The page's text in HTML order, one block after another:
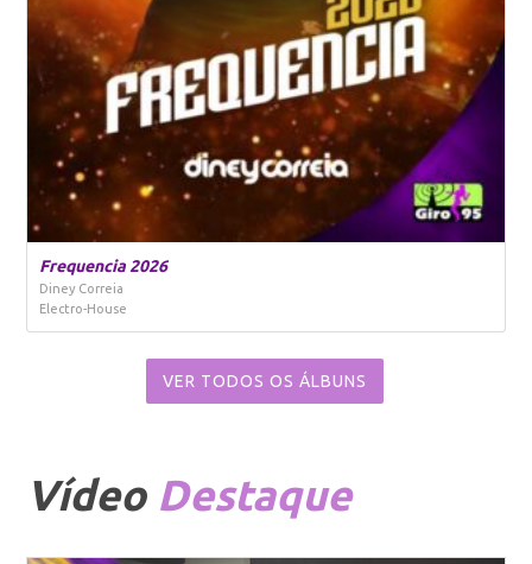
Frequencia 2026
Diney Correia
Electro-House
VER TODOS OS ÁLBUNS
Vídeo Destaque